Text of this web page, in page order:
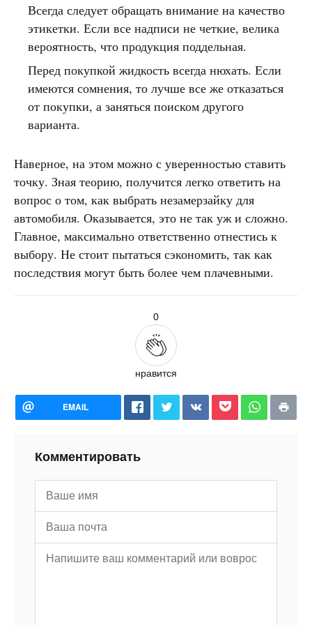
Всегда следует обращать внимание на качество
этикетки. Если все надписи не четкие, велика
вероятность, что продукция поддельная.
Перед покупкой жидкость всегда нюхать. Если
имеются сомнения, то лучше все же отказаться
от покупки, а заняться поиском другого
варианта.
Наверное, на этом можно с уверенностью ставить
точку. Зная теорию, получится легко ответить на
вопрос о том, как выбрать незамерзайку для
автомобиля. Оказывается, это не так уж и сложно.
Главное, максимально ответственно отнестись к
выбору. Не стоит пытаться сэкономить, так как
последствия могут быть более чем плачевными.
0
нравится
EMAIL
Комментировать